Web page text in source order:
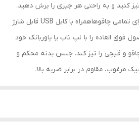
تیز کنید و به راحتی هر چیزی را برش دهید.
تیغه استیل تیز مناسب برای تمامی چاقوهاهمراه با کابل USB قابل شارژ
فوق العاده را با لپ تاپ یا پاوربانک خود
چاقو و قیچی را تیز کند. جنس بدنه محکم و
مرغوب، مقاوم در برابر ضربه بالا.